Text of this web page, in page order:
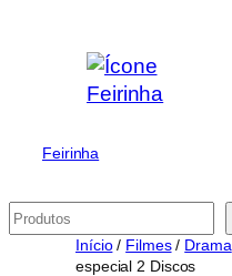
conteúdo
Feirinha
Pesquisar
Início/ Filmes/ Drama
especial 2 Discos